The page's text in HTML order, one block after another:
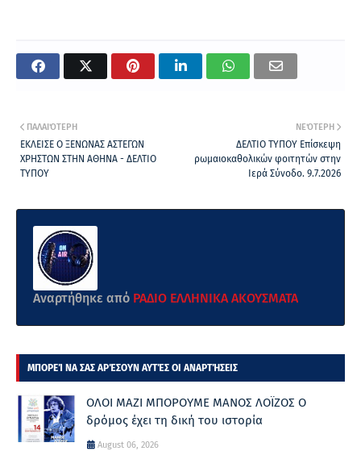
ΝΕΌΤΕΡΗ
ΔΕΛΤΙΟ ΤΥΠΟΥ Επίσκεψη
ρωμαιοκαθολικών φοιτητών στην
Ιερά Σύνοδο. 9.7.2026
ΠΑΛΑΙΌΤΕΡΗ
ΕΚΛΕΙΣΕ Ο ΞΕΝΩΝΑΣ ΑΣΤΕΓΩΝ
ΧΡΗΣΤΩΝ ΣΤΗΝ ΑΘΗΝΑ - ΔΕΛΤΙΟ
ΤΥΠΟΥ
Αναρτήθηκε από ΡΑΔΙΟ ΕΛΛΗΝΙΚΑ ΑΚΟΥΣΜΑΤΑ
ΜΠΟΡΕΊ ΝΑ ΣΑΣ ΑΡΈΣΟΥΝ ΑΥΤΈΣ ΟΙ ΑΝΑΡΤΉΣΕΙΣ
ΟΛΟΙ ΜΑΖΙ ΜΠΟΡΟΥΜΕ ΜΑΝΟΣ ΛΟΪΖΟΣ Ο
δρόμος έχει τη δική του ιστορία
August 06, 2026